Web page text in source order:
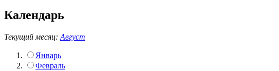
Календарь
Текущий месяц: Август
Январь
Февраль